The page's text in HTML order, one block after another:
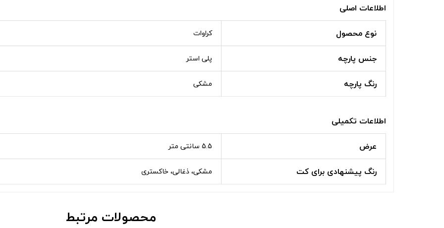
اطلاعات اصلی
نوع محصول
کراوات
جنس پارچه پلی استر
رنگ پارچه مشکی
اطلاعات تکمیلی
عرض
5.5 سانتی متر
رنگ پیشنهادی برای کت مشکی، ذغالی، خاکستری
محصولات مرتبط